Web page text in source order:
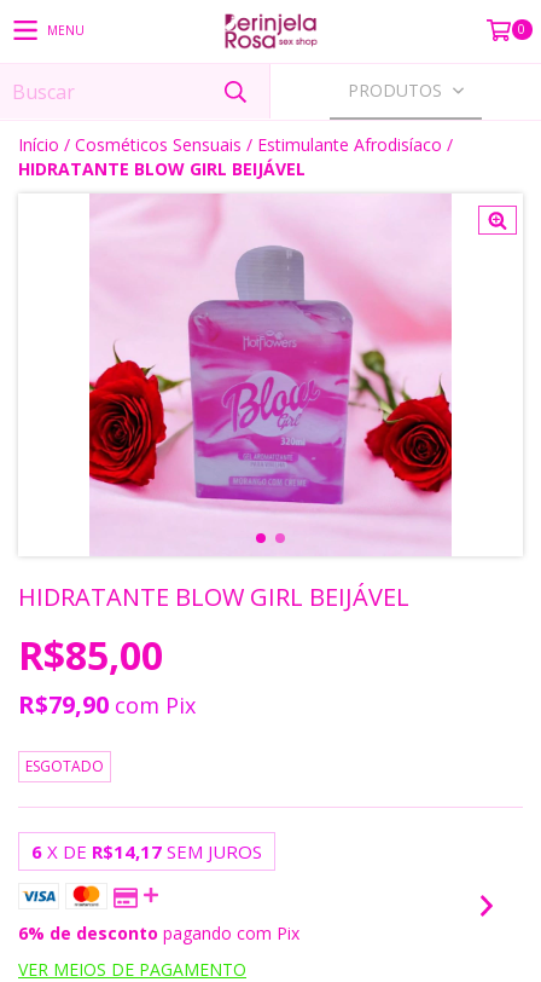
MENU 0
PRODUTOS
Início / Cosméticos Sensuais / Estimulante Afrodisíaco /
HIDRATANTE BLOW GIRL BEIJÁVEL
HIDRATANTE BLOW GIRL BEIJÁVEL
R$85,00
R$79,90 com Pix
ESGOTADO
6 X DE R$14,17 SEM JUROS
6% de desconto pagando com Pix
VER MEIOS DE PAGAMENTO